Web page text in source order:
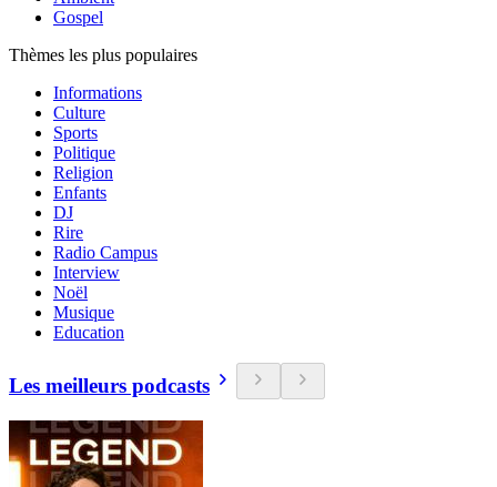
Gospel
Thèmes les plus populaires
Informations
Culture
Sports
Politique
Religion
Enfants
DJ
Rire
Radio Campus
Interview
Noël
Musique
Education
Les meilleurs podcasts